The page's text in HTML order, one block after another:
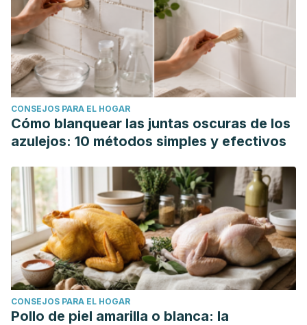
CONSEJOS PARA EL HOGAR
Cómo blanquear las juntas oscuras de los
azulejos: 10 métodos simples y efectivos
CONSEJOS PARA EL HOGAR
Pollo de piel amarilla o blanca: la